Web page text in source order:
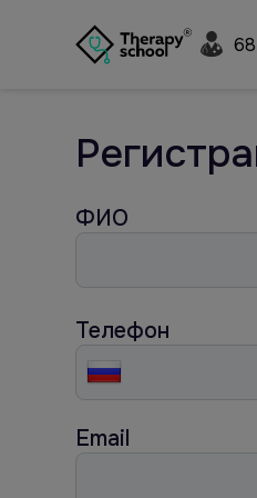
ФИО
Телефон
Email